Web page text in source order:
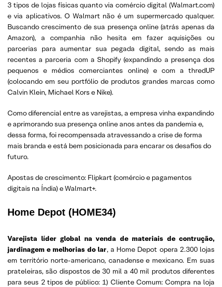
3 tipos de lojas físicas quanto via comércio digital (Walmart.com)
e via aplicativos. O Walmart não é um supermercado qualquer.
Buscando crescimento de sua presença online (atrás apenas da
Amazon), a companhia não hesita em fazer aquisições ou
parcerias para aumentar sua pegada digital, sendo as mais
recentes a parceria com a Shopify (expandindo a presença dos
pequenos e médios comerciantes online) e com a thredUP
(colocando em seu portfólio de produtos grandes marcas como
Calvin Klein, Michael Kors e Nike).
Como diferencial entre as varejistas, a empresa vinha expandindo
e aprimorando sua presença online anos antes da pandemia e,
dessa forma, foi recompensada atravessando a crise de forma
mais branda e está bem posicionada para encarar os desafios do
futuro.
Apostas de crescimento: Flipkart (comércio e pagamentos
digitais na Índia) e Walmart+.
Home Depot (HOME34)
Varejista líder global na venda de materiais de contrução,
jardinagem e melhorias do lar, a Home Depot opera 2.300 lojas
em território norte-americano, canadense e mexicano. Em suas
prateleiras, são dispostos de 30 mil a 40 mil produtos diferentes
para seus 2 tipos de público: 1) Cliente Comum: Compra na loja